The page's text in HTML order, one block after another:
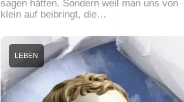
sagen hätten. Sondern weil man uns von
klein auf beibringt, die…
LEBEN